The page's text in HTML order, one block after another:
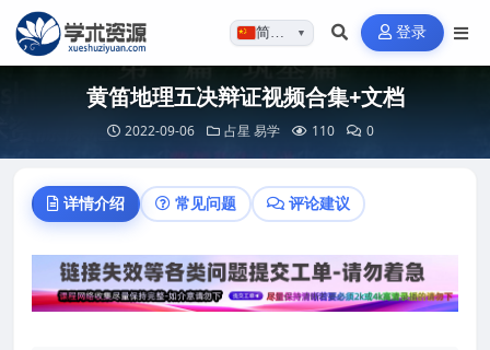
简体…▼ 登录
黄笛地理五决辩证视频合集+文档
2022-09-06 占星 易学 110 0
详情介绍 常见问题 评论建议